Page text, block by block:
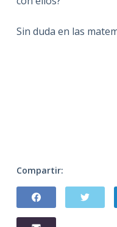
Sin duda en las
Compartir: